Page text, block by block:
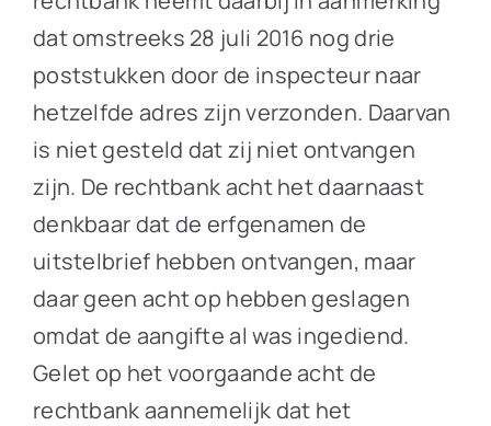
dat omstreeks 28 juli 2016 nog drie
poststukken door de inspecteur naar
hetzelfde adres zijn verzonden. Daarvan
is niet gesteld dat zij niet ontvangen
zijn. De rechtbank acht het daarnaast
denkbaar dat de erfgenamen de
uitstelbrief hebben ontvangen, maar
daar geen acht op hebben geslagen
omdat de aangifte al was ingediend.
Gelet op het voorgaande acht de
rechtbank aannemelijk dat het